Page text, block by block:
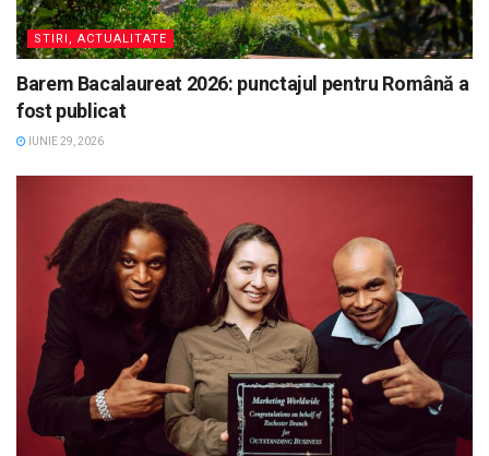
STIRI, ACTUALITATE
Barem Bacalaureat 2026: punctajul pentru Română a
fost publicat
IUNIE 29, 2026